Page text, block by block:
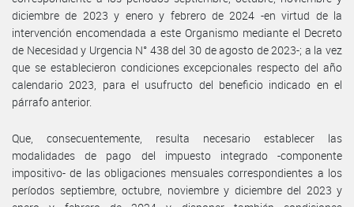
diciembre de 2023 y enero y febrero de 2024 -en virtud de la
intervención encomendada a este Organismo mediante el Decreto
de Necesidad y Urgencia N° 438 del 30 de agosto de 2023-; a la vez
que se establecieron condiciones excepcionales respecto del año
calendario 2023, para el usufructo del beneficio indicado en el
párrafo anterior.
Que, consecuentemente, resulta necesario establecer las
modalidades de pago del impuesto integrado -componente
impositivo- de las obligaciones mensuales correspondientes a los
períodos septiembre, octubre, noviembre y diciembre del 2023 y